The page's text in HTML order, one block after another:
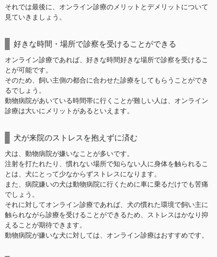
それでは最後に、オンライン診療のメリットとデメリットについて
見ていきましょう。
好きな時間・場所で診察を受けることができる
オンライン診療であれば、好きな時間好きな場所で診察を受けるこ
とが可能です。
そのため、飼い主側の都合に合わせた診療をしてもらうことができ
るでしょう。
動物病院があいている時間帯に行くことが難しい人は、オンライン
診療は大いにメリットがあるといえます。
犬が来院のストレスを抱えずに済む
犬は、動物病院が嫌いなことが多いです。
注射を打たれたり、慣れない場所で知らない人に身体を触られるこ
とは、犬にとって少なからずストレスになります。
また、病院嫌いの犬は動物病院に行くために車に乗るだけでも苦痛
でしょう。
それに対してオンライン診療であれば、犬の慣れた環境で飼い主に
触られながら診療を受けることができるため、ストレスはかなり抑
えることが期待できます。
動物病院が嫌いな犬に対しては、オンライン診療はおすすめです。